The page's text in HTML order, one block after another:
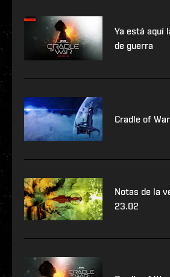
Ya está aquí
de guerra
Cradle of
Notas de la
23.02